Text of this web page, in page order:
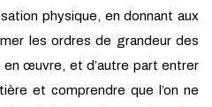
physique, en donnant aux
les ordres de grandeur des
œuvre, et d’autre part entrer
et comprendre que l’on ne